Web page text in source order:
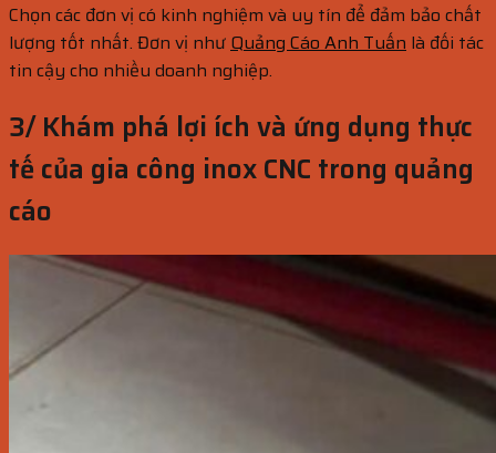
Chọn các đơn vị có kinh nghiệm và uy tín để đảm bảo chất
lượng tốt nhất. Đơn vị nhưQuảng Cáo Anh Tuấn là đối tác
tin cậy cho nhiều doanh nghiệp.
3/ Khám phá lợi ích và ứng dụng thực
tế của gia công inox CNC trong quảng
cáo